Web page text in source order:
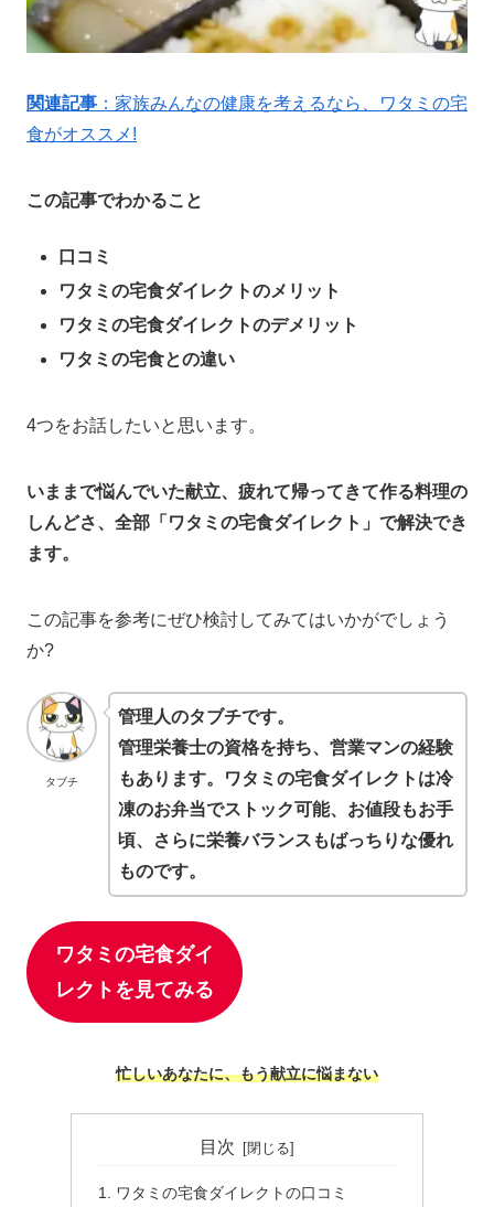
関連記事 ：家族みんなの健康を考えるなら、ワタミの宅
食がオススメ!
この記事でわかること
口コミ
ワタミの宅食ダイレクトのメリット
ワタミの宅食ダイレクトのデメリット
ワタミの宅食との違い
4つをお話したいと思います。
いままで悩んでいた献立、疲れて帰ってきて作る料理の
しんどさ、全部「ワタミの宅食ダイレクト」で解決でき
ます。
この記事を参考にぜひ検討してみてはいかがでしょう
か?
タブチ
管理人のタブチです。
管理栄養士の資格を持ち、営業マンの経験
もあります。ワタミの宅食ダイレクトは冷
凍のお弁当でストック可能、お値段もお手
頃、さらに栄養バランスもばっちりな優れ
ものです。
ワタミの宅食ダイ
レクトを見てみる
忙しいあなたに、もう献立に悩まない
目次
ワタミの宅食ダイレクトの口コミ